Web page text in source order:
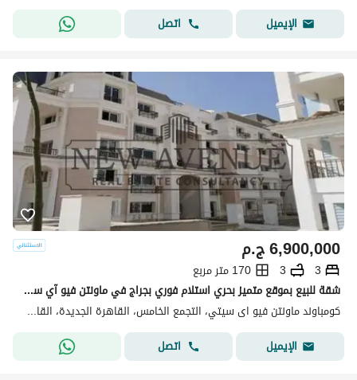
الإيميل
اتصل
ج.م6,900,000
3
3
170 متر مربع
شقة للبيع بموقع متميز بحري استلام فوري بجراج في ماونتن فيو آي سيتي القاهرة الجديدة Mountain View ICity New Cairo
كومباوند ماونتن فيو اى سيتي، التجمع الخامس، القاهرة الجديدة، القاهرة
الإيميل
اتصل